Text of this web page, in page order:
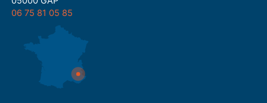
06 75 81 05 85